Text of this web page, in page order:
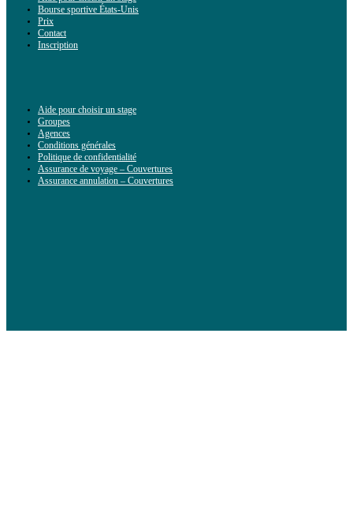
Bourse sportive États-Unis
Prix
Contact
Inscription
Aide pour choisir un stage
Groupes
Agences
Conditions générales
Politique de confidentialité
Assurance de voyage – Couvertures
Assurance annulation – Couvertures